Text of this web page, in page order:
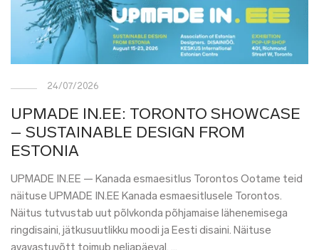
24/07/2026
UPMADE IN.EE: TORONTO SHOWCASE
– SUSTAINABLE DESIGN FROM
ESTONIA
UPMADE IN.EE — Kanada esmaesitlus Torontos Ootame teid
näituse UPMADE IN.EE Kanada esmaesitlusele Torontos.
Näitus tutvustab uut põlvkonda põhjamaise lähenemisega
ringdisaini, jätkusuutlikku moodi ja Eesti disaini. Näituse